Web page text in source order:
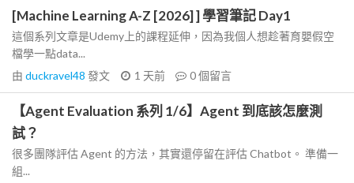
[Machine Learning A-Z [2026] ] 學習筆記 Day1
這個系列文章是Udemy上的課程延伸，因為我個人想趁著育嬰假空
檔學一點data...
由 duckravel48 發文 1 天前 0個留言
【Agent Evaluation 系列 1/6】Agent 到底該怎麼測
試？
很多團隊評估 Agent 的方法，其實還停留在評估 Chatbot。 準備一
組...